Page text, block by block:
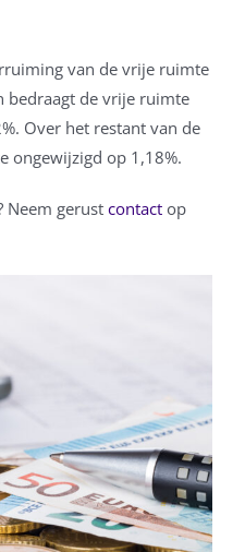
van de vrije ruimte
bedraagt de vrije ruimte
Over het restant van de
ongewijzigd op 1,18%.
Neem gerust contactop